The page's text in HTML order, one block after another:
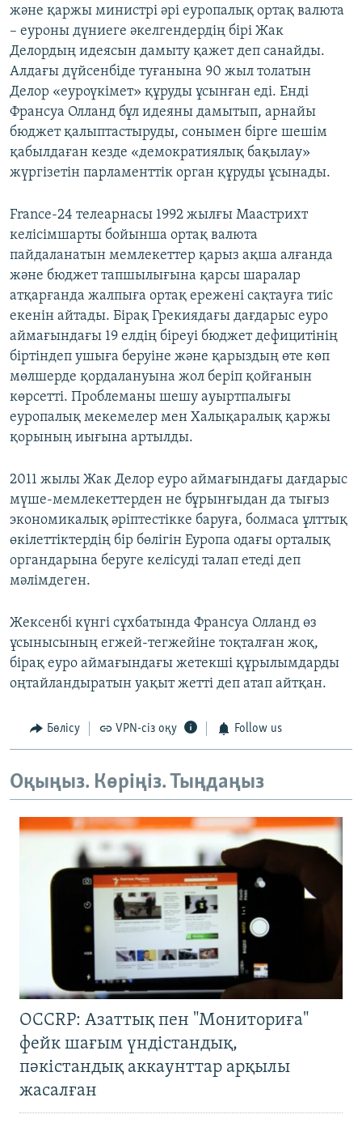
және қаржы министрі әрі еуропалық ортақ валюта
– еуроны дүниеге әкелгендердің бірі Жак
Делордың идеясын дамыту қажет деп санайды.
Алдағы дүйсенбіде туғанына 90 жыл толатын
Делор «еуроүкімет» құруды ұсынған еді. Енді
Франсуа Олланд бұл идеяны дамытып, арнайы
бюджет қалыптастыруды, сонымен бірге шешім
қабылдаған кезде «демократиялық бақылау»
жүргізетін парламенттік орган құруды ұсынады.
France-24 телеарнасы 1992 жылғы Маастрихт
келісімшарты бойынша ортақ валюта
пайдаланатын мемлекеттер қарыз ақша алғанда
және бюджет тапшылығына қарсы шаралар
атқарғанда жалпыға ортақ ережені сақтауға тиіс
екенін айтады. Бірақ Грекиядағы дағдарыс еуро
аймағындағы 19 елдің біреуі бюджет дефицитінің
біртіндеп ушыға беруіне және қарыздың өте көп
мөлшерде қордалануына жол беріп қойғанын
көрсетті. Проблеманы шешу ауыртпалығы
еуропалық мекемелер мен Халықаралық қаржы
қорының иығына артылды.
2011 жылы Жак Делор еуро аймағындағы дағдарыс
мүше-мемлекеттерден не бұрынғыдан да тығыз
экономикалық әріптестікке баруға, болмаса ұлттық
өкілеттіктердің бір бөлігін Еуропа одағы орталық
органдарына беруге келісуді талап етеді деп
мәлімдеген.
Жексенбі күнгі сұхбатында Франсуа Олланд өз
ұсынысының егжей-тегжейіне тоқталған жоқ,
бірақ еуро аймағындағы жетекші құрылымдарды
оңтайландыратын уақыт жетті деп атап айтқан.
Бөлісу VPN-сіз оқу Follow us
Оқыңыз. Көріңіз. Тыңдаңыз
OCCRP: Азаттық пен "Мониториға"
фейк шағым үндістандық,
пәкістандық аккаунттар арқылы
жасалған